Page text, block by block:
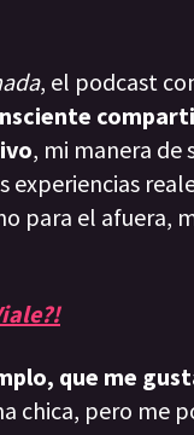
, el podcast
, mi manera de
experiencias
para el afuera,
que me
chica, pero me